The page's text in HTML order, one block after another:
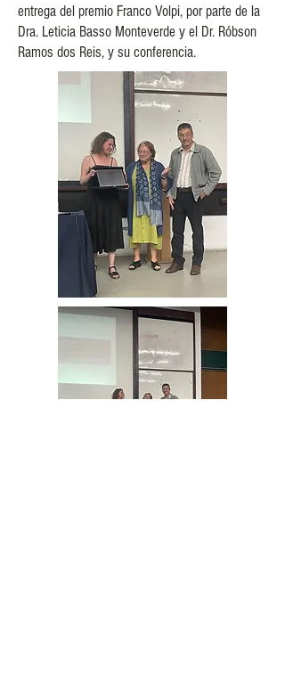
entrega del premio Franco Volpi, por parte de la
Dra. Leticia Basso Monteverde y el Dr. Róbson
Ramos dos Reis, y su conferencia.